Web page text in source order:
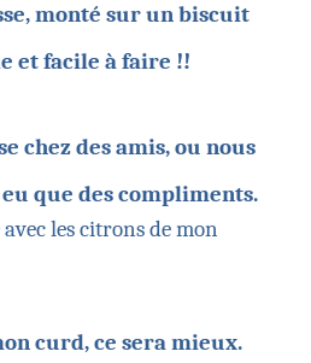
monté sur un biscuit
et facile à faire !!
chez des amis, ou nous
que des compliments.
les citrons de mon
curd, ce sera mieux.